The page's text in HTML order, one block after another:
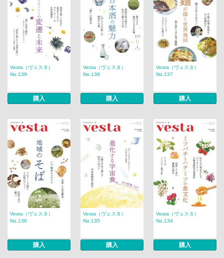
Vesta（ヴェスタ）
No.139
購入
Vesta（ヴェスタ）
No.138
購入
Vesta（ヴェスタ）
No.137
購入
Vesta（ヴェスタ）
No.136
購入
Vesta（ヴェスタ）
No.135
購入
Vesta（ヴェスタ）
No.134
購入